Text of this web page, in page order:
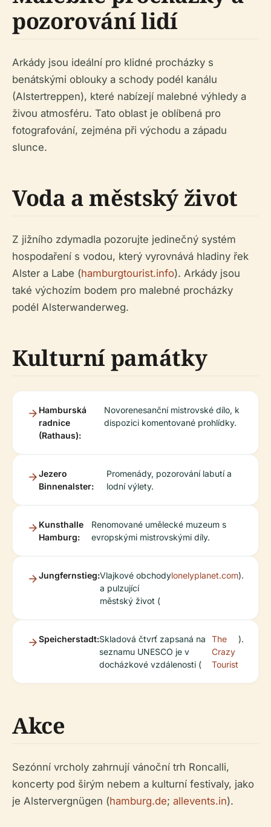
pozorování lidí
Arkády jsou ideální pro klidné procházky s
benátskými oblouky a schody podél kanálu
(Alstertreppen), které nabízejí malebné výhledy a
živou atmosféru. Tato oblast je oblíbená pro
fotografování, zejména při východu a západu
slunce.
Voda a městský život
Z jižního zdymadla pozorujte jedinečný systém
hospodaření s vodou, který vyrovnává hladiny řek
Alster a Labe (hamburgtourist.info). Arkády jsou
také výchozím bodem pro malebné procházky
podél Alsterwanderweg.
Kulturní památky
Hamburská
radnice
(Rathaus):
Novorenesanční mistrovské dílo, k
dispozici komentované prohlídky.
Jezero
Binnenalster:
Promenády, pozorování labutí a
lodní výlety.
Kunsthalle
Hamburg:
Renomované umělecké muzeum s
evropskými mistrovskými díly.
Jungfernstieg:Vlajkové obchody
a pulzující
městský život (
lonelyplanet.com).
Speicherstadt:Skladová čtvrť zapsaná na
seznamu UNESCO je v
docházkové vzdálenosti (
The
Crazy
Tourist
).
Akce
Sezónní vrcholy zahrnují vánoční trh Roncalli,
koncerty pod širým nebem a kulturní festivaly, jako
je Alstervergnügen (hamburg.de; allevents.in).